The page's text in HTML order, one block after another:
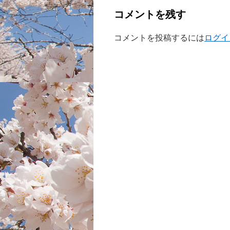
コメントを残す
コメントを投稿するにはログ